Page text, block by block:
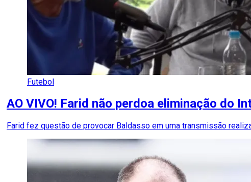
Futebol
AO VIVO! Farid não perdoa eliminação do
Farid fez questão de provocar Baldasso em uma transmissão